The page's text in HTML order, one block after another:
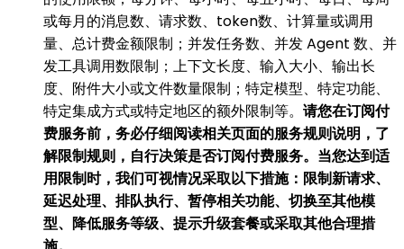
或每月的消息数、请求数、token数、计算量或调用
量、总计费金额限制；并发任务数、并发 Agent 数、并
发工具调用数限制；上下文长度、输入大小、输出长
度、附件大小或文件数量限制；特定模型、特定功能、
特定集成方式或特定地区的额外限制等。 请您在订阅付
费服务前，务必仔细阅读相关页面的服务规则说明，了
解限制规则，自行决策是否订阅付费服务。当您达到适
用限制时，我们可视情况采取以下措施：限制新请求、
延迟处理、排队执行、暂停相关功能、切换至其他模
型、降低服务等级、提示升级套餐或采取其他合理措